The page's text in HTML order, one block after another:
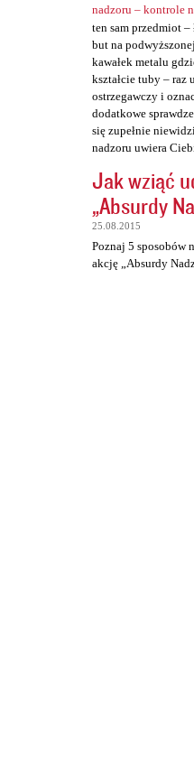
nadzoru – kontrole
ten sam przedmiot –
but na
kawałek metalu
kształcie tuby – raz
ostrzegawczy i
dodatkowe
się zupełnie
nadzoru uwiera
Jak wziąć
„Absurdy
25.08.2015
Poznaj 5 sposobów
akcję „Absurdy